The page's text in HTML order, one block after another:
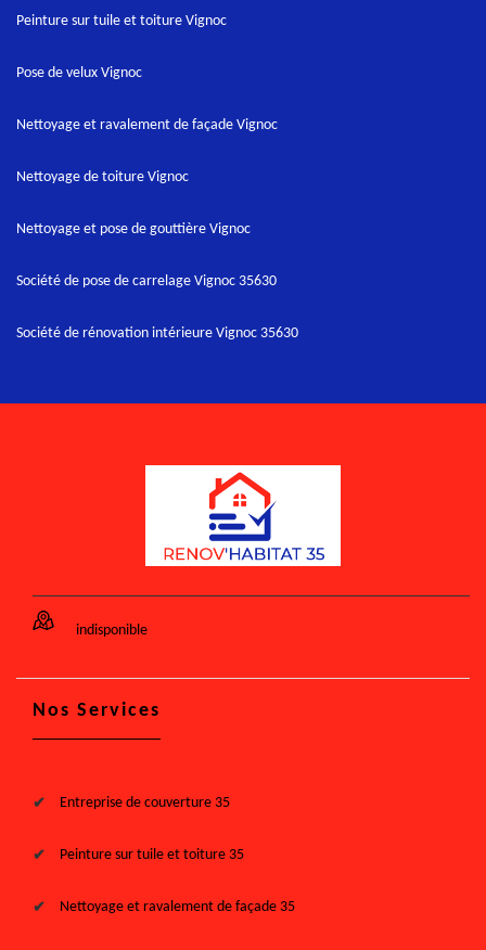
Peinture sur tuile et toiture Vignoc
Pose de velux Vignoc
Nettoyage et ravalement de façade Vignoc
Nettoyage de toiture Vignoc
Nettoyage et pose de gouttière Vignoc
Société de pose de carrelage Vignoc 35630
Société de rénovation intérieure Vignoc 35630
indisponible
Nos Services
Entreprise de couverture 35
Peinture sur tuile et toiture 35
Nettoyage et ravalement de façade 35